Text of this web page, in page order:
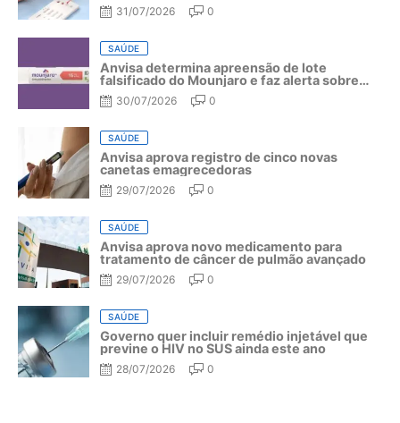
31/07/2026 0
SAÚDE
Anvisa determina apreensão de lote
falsificado do Mounjaro e faz alerta sobre
riscos do medicamento
30/07/2026 0
SAÚDE
Anvisa aprova registro de cinco novas
canetas emagrecedoras
29/07/2026 0
SAÚDE
Anvisa aprova novo medicamento para
tratamento de câncer de pulmão avançado
29/07/2026 0
SAÚDE
Governo quer incluir remédio injetável que
previne o HIV no SUS ainda este ano
28/07/2026 0